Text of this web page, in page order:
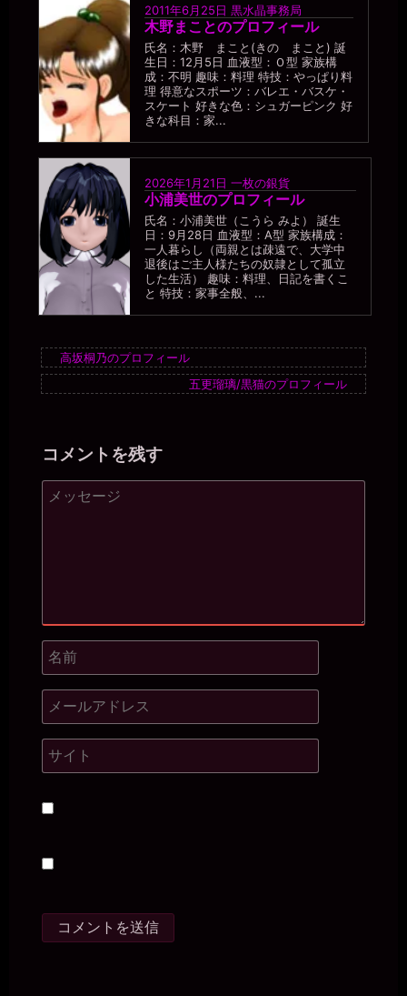
2011年6月25日 黒水晶事務局
木野まことのプロフィール
氏名：木野 まこと(きの まこと) 誕
生日：12月5日 血液型：Ｏ型 家族構
成：不明 趣味：料理 特技：やっぱり料
理 得意なスポーツ：バレエ・バスケ・
スケート 好きな色：シュガーピンク 好
きな科目：家...
2026年1月21日 一枚の銀貨
小浦美世のプロフィール
氏名：小浦美世（こうら みよ） 誕生
日：9月28日 血液型：A型 家族構成：
一人暮らし（両親とは疎遠で、大学中
退後はご主人様たちの奴隷として孤立
した生活） 趣味：料理、日記を書くこ
と 特技：家事全般、...
高坂桐乃のプロフィール
五更瑠璃/黒猫のプロフィール
コメントを残す